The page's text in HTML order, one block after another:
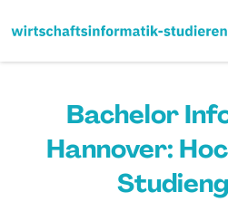
Bachelor
Hannover: